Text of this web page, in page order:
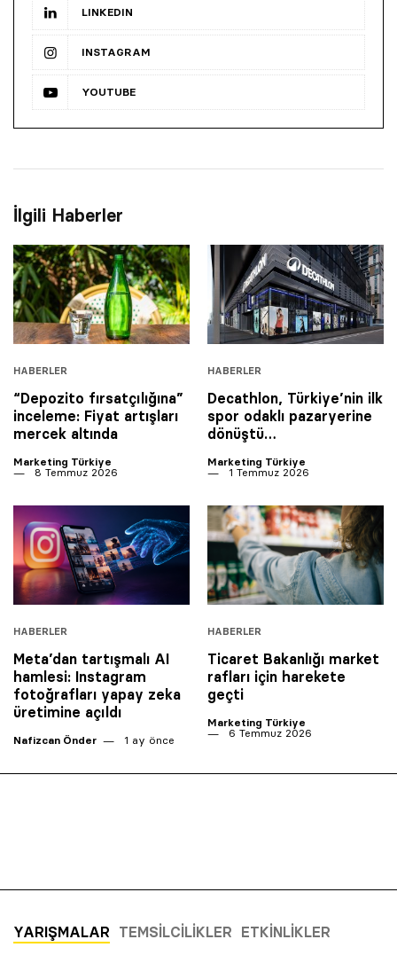
LINKEDIN
INSTAGRAM
YOUTUBE
İlgili Haberler
HABERLER
“Depozito fırsatçılığına”
inceleme: Fiyat artışları
mercek altında
Marketing Türkiye
8 Temmuz 2026
HABERLER
Decathlon, Türkiye’nin ilk
spor odaklı pazaryerine
dönüştü…
Marketing Türkiye
1 Temmuz 2026
HABERLER
Meta’dan tartışmalı AI
hamlesi: Instagram
fotoğrafları yapay zeka
üretimine açıldı
Nafizcan Önder 1 ay önce
HABERLER
Ticaret Bakanlığı market
rafları için harekete
geçti
Marketing Türkiye
6 Temmuz 2026
YARIŞMALAR TEMSILCILIKLER ETKINLIKLER